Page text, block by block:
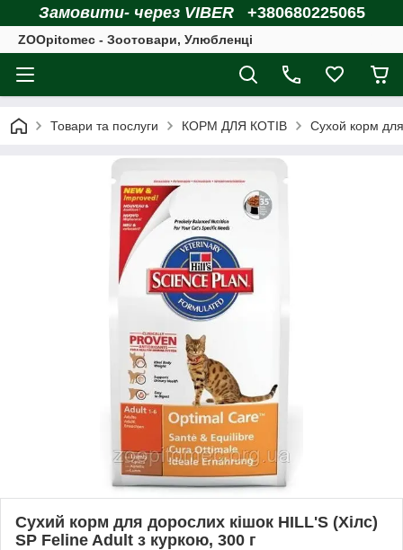
Замовити- через VIBER +380680225065
ZOOpitomec - Зоотовари, Улюбленці
Товари та послуги КОРМ ДЛЯ КОТІВ Сухой корм
Сухий корм для дорослих кішок HILL'S (Хілс)
SP Feline Adult з куркою, 300 г